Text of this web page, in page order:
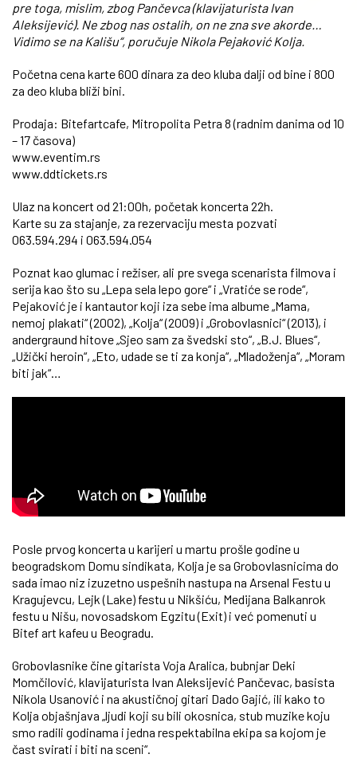
pre toga, mislim, zbog Pančevca (klavijaturista Ivan
Aleksijević). Ne zbog nas ostalih, on ne zna sve akorde…
Vidimo se na Kališu“, poručuje Nikola Pejaković Kolja.
Početna cena karte 600 dinara za deo kluba dalji od bine i 800
za deo kluba bliži bini.
Prodaja: Bitefartcafe, Mitropolita Petra 8 (radnim danima od 10
– 17 časova)
www.eventim.rs
www.ddtickets.rs
Ulaz na koncert od 21:00h, početak koncerta 22h.
Karte su za stajanje, za rezervaciju mesta pozvati
063.594.294 i 063.594.054
Poznat kao glumac i režiser, ali pre svega scenarista filmova i
serija kao što su „Lepa sela lepo gore“ i „Vratiće se rode“,
Pejaković je i kantautor koji iza sebe ima albume „Mama,
nemoj plakati“ (2002), „Kolja“ (2009) i „Grobovlasnici“ (2013), i
andergraund hitove „Sjeo sam za švedski sto“, „B.J. Blues“,
„Užički heroin“, „Eto, udade se ti za konja“, „Mladoženja“, „Moram
biti jak“…
Posle prvog koncerta u karijeri u martu prošle godine u
beogradskom Domu sindikata, Kolja je sa Grobovlasnicima do
sada imao niz izuzetno uspešnih nastupa na Arsenal Festu u
Kragujevcu, Lejk (Lake) festu u Nikšiću, Medijana Balkanrok
festu u Nišu, novosadskom Egzitu (Exit) i već pomenuti u
Bitef art kafeu u Beogradu.
Grobovlasnike čine gitarista Voja Aralica, bubnjar Deki
Momčilović, klavijaturista Ivan Aleksijević Pančevac, basista
Nikola Usanović i na akustičnoj gitari Dado Gajić, ili kako to
Kolja objašnjava „ljudi koji su bili okosnica, stub muzike koju
smo radili godinama i jedna respektabilna ekipa sa kojom je
čast svirati i biti na sceni“.